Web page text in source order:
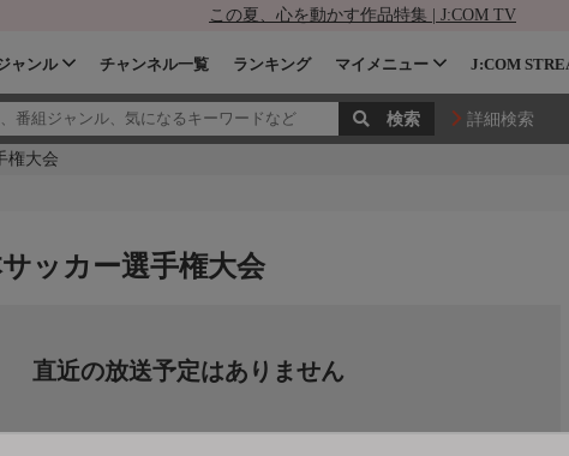
この夏、心を動かす作品特集 | J:COM TV
ャンル チャンネル一覧 ランキング マイメニュー J:COM
詳細検索
権大会
ッカー選手権大会
直近の放送予定はありません